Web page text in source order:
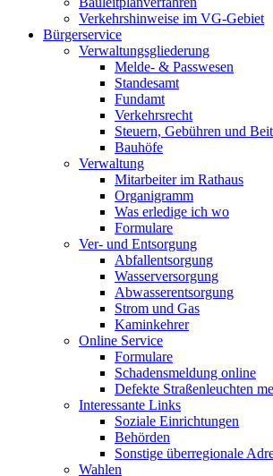
Verkehrshinweise im VG-Gebiet
Bürgerservice
Verwaltungsgliederung
Melde- & Passwesen
Standesamt
Fundamt
Verkehrsrecht
Steuern, Gebühren und
Bauhöfe
Verwaltung
Mitarbeiter im Rathaus
Organigramm
Was erledige ich wo
Formulare
Ver- und Entsorgung
Abfallentsorgung
Wasserversorgung
Abwasserentsorgung
Strom und Gas
Kaminkehrer
Online Service
Formulare
Schadensmeldung online
Defekte Straßenleuchten
Interessante Links
Soziale Einrichtungen
Behörden
Sonstige überregionale
Wahlen